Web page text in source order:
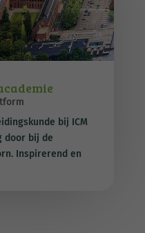
bij ICM
door bij de
Inspirerend en